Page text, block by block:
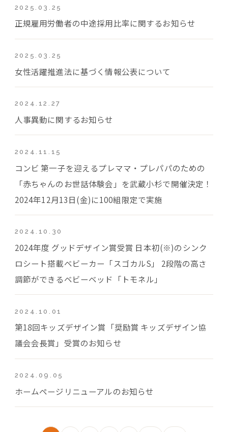
2025.03.25
正規雇用労働者の中途採用比率に関するお知らせ
2025.03.25
女性活躍推進法に基づく情報公表について
2024.12.27
人事異動に関するお知らせ
2024.11.15
コンビ 第一子を迎えるプレママ・プレパパのための
「赤ちゃんのお世話体験会」を武蔵小杉で開催決定！
2024年12月13日(金)に100組限定で実施
2024.10.30
2024年度 グッドデザイン賞受賞 日本初(※)のシンク
ロシート搭載ベビーカー「スゴカルS」 2段階の高さ
調節ができるベビーベッド「トモネル」
2024.10.01
第18回キッズデザイン賞「奨励賞 キッズデザイン協
議会会長賞」受賞のお知らせ
2024.09.05
ホームページリニューアルのお知らせ